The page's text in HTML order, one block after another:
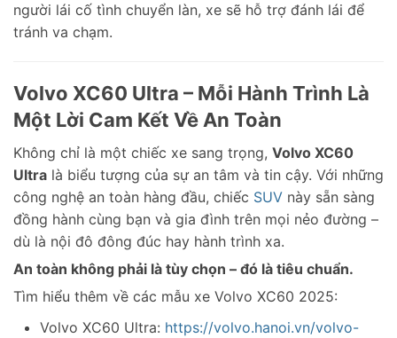
người lái cố tình chuyển làn, xe sẽ hỗ trợ đánh lái để
tránh va chạm.
Volvo XC60 Ultra – Mỗi Hành Trình Là
Một Lời Cam Kết Về An Toàn
Không chỉ là một chiếc xe sang trọng, Volvo XC60
Ultra là biểu tượng của sự an tâm và tin cậy. Với những
công nghệ an toàn hàng đầu, chiếc SUV này sẵn sàng
đồng hành cùng bạn và gia đình trên mọi nẻo đường –
dù là nội đô đông đúc hay hành trình xa.
An toàn không phải là tùy chọn – đó là tiêu chuẩn.
Tìm hiểu thêm về các mẫu xe Volvo XC60 2025:
Volvo XC60 Ultra: https://volvo.hanoi.vn/volvo-